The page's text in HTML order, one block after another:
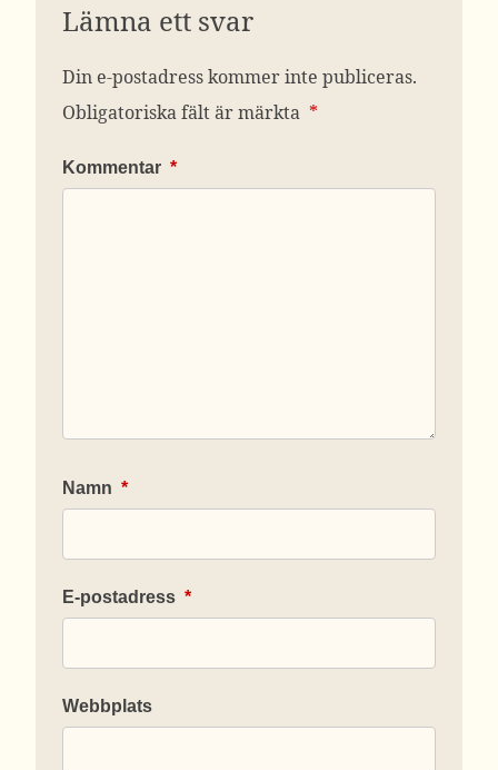
Lämna ett svar
Din e-postadress kommer inte publiceras.
Obligatoriska fält är märkta *
Kommentar *
Namn *
E-postadress *
Webbplats